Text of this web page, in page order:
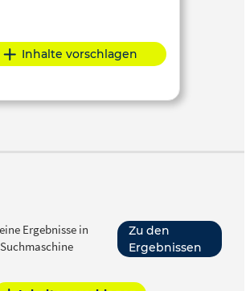
Inhalte vorschlagen
Ergebnisse in
Zu den
Ergebnissen